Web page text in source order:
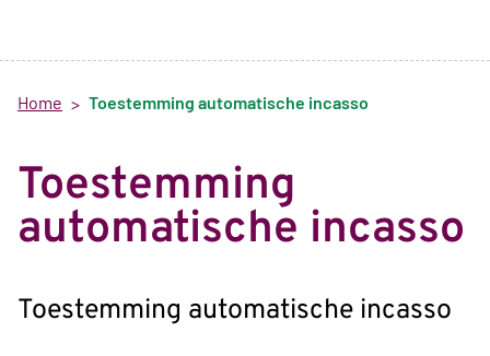
Home Toestemming automatische incasso
Toestemming
automatische incasso
Toestemming automatische incasso